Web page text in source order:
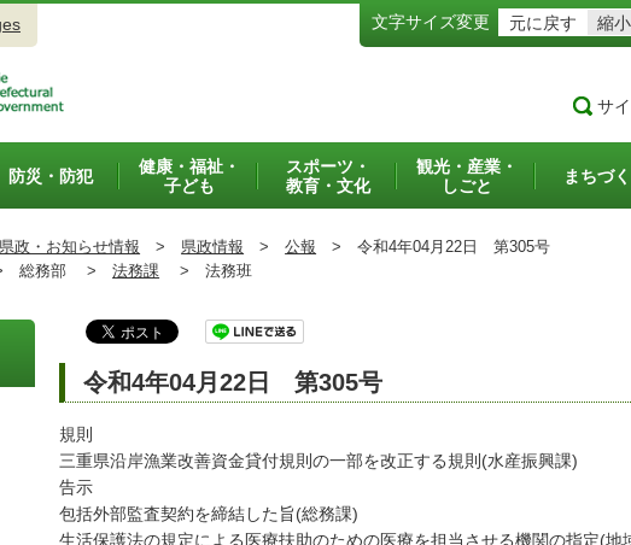
文字サイズ変更 元に戻す 縮小
サ
防災・防犯
健康・福祉・
子ども
スポーツ・
教育・文化
観光・産業・
しごと
まちづ
県政・お知らせ情報 > 県政情報 > 公報 > 令和4年04月22日 第305号
総務部 > 法務課 > 法務班
令和4年04月22日 第305号
規則
三重県沿岸漁業改善資金貸付規則の一部を改正する規則(水産振興課)
告示
包括外部監査契約を締結した旨(総務課)
生活保護法の規定による医療扶助のための医療を担当させる機関の指定(地